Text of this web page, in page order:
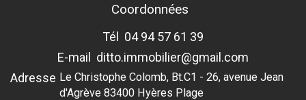
Coordonnées
Tél 04 94 57 61 39
E-mail ditto.immobilier@gmail.com
Adresse Le Christophe Colomb, Bt.C1 - 26, avenue Jean
d'Agrève 83400 Hyères Plage